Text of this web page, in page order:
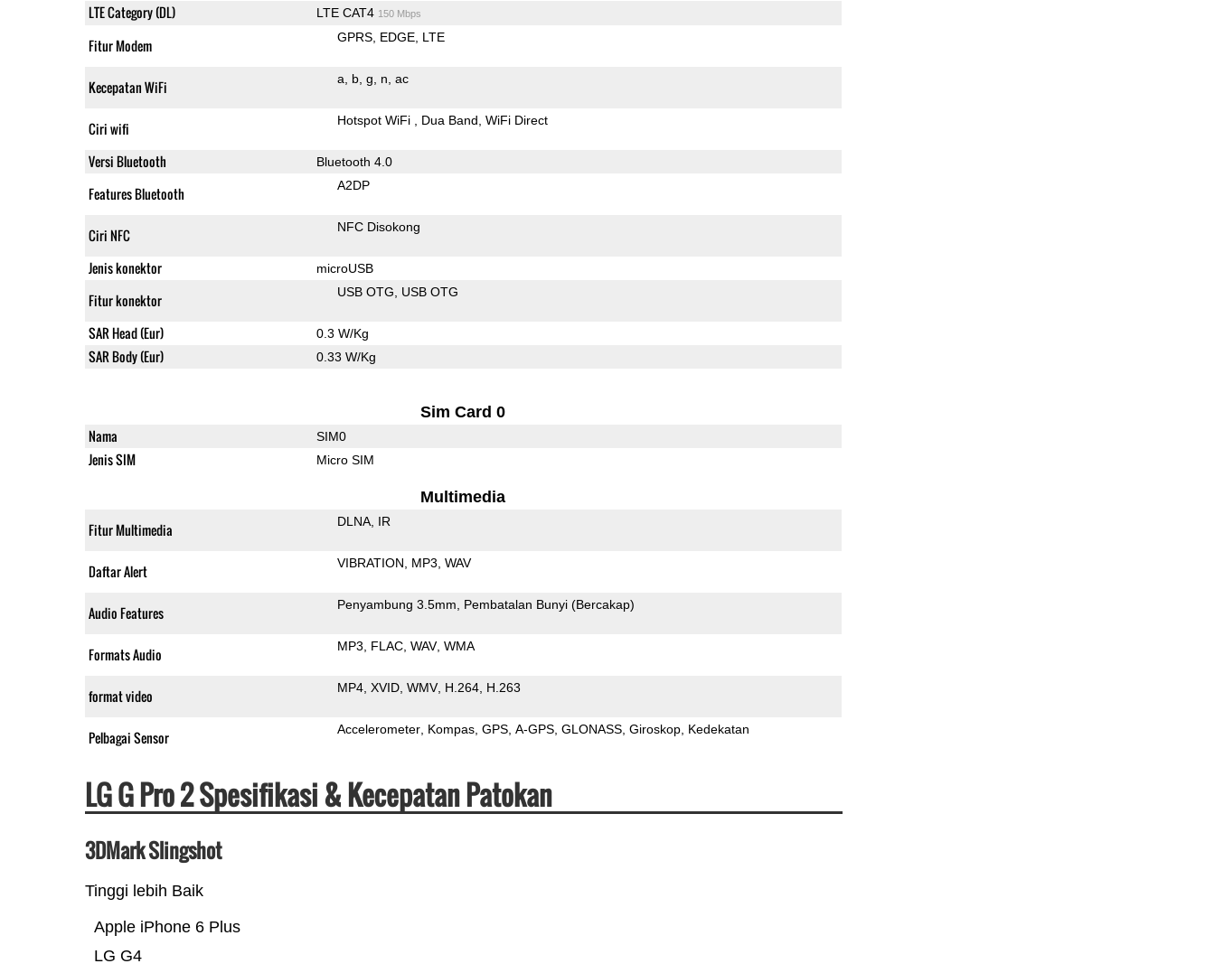
LTE Category (DL) LTE CAT4 150 Mbps
Fitur Modem GPRS EDGE LTE
Kecepatan WiFi a b g n ac
Ciri wifi Hotspot WiFi Dua Band WiFi Direct
Versi Bluetooth Bluetooth 4.0
Features Bluetooth A2DP
Ciri NFC NFC Disokong
Jenis konektor microUSB
Fitur konektor USB OTG USB OTG
SAR Head (Eur) 0.3 W/Kg
SAR Body (Eur) 0.33 W/Kg
Sim Card 0
Nama SIM0
Jenis SIM Micro SIM
Multimedia
Fitur Multimedia DLNA IR
Daftar Alert VIBRATION MP3 WAV
Audio Features Penyambung 3.5mm Pembatalan Bunyi (Bercakap)
Formats Audio MP3 FLAC WAV WMA
format video MP4 XVID WMV H.264 H.263
Pelbagai Sensor Accelerometer Kompas GPS A-GPS GLONASS Giroskop Kedekatan
LG G Pro 2 Spesifikasi & Kecepatan Patokan
3DMark Slingshot
Tinggi lebih Baik
LG G4
Apple iPhone 6 Plus